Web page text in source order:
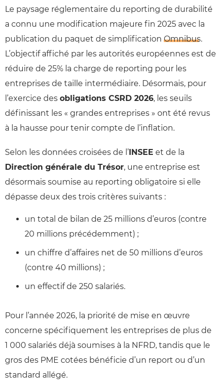
Le paysage réglementaire du reporting de durabilité
a connu une modification majeure fin 2025 avec la
publication du paquet de simplification Omnibus.
L’objectif affiché par les autorités européennes est de
réduire de 25% la charge de reporting pour les
entreprises de taille intermédiaire. Désormais, pour
l’exercice des obligations CSRD 2026, les seuils
définissant les « grandes entreprises » ont été revus
à la hausse pour tenir compte de l’inflation.
Selon les données croisées de l’ INSEE et de la
Direction générale du Trésor, une entreprise est
désormais soumise au reporting obligatoire si elle
dépasse deux des trois critères suivants :
un total de bilan de 25 millions d’euros (contre
20 millions précédemment) ;
un chiffre d’affaires net de 50 millions d’euros
(contre 40 millions) ;
un effectif de 250 salariés.
Pour l’année 2026, la priorité de mise en œuvre
concerne spécifiquement les entreprises de plus de
1 000 salariés déjà soumises à la NFRD, tandis que le
gros des PME cotées bénéficie d’un report ou d’un
standard allégé.